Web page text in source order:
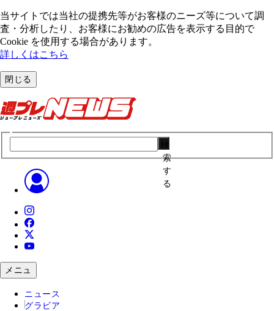
当サイトでは当社の提携先等がお客様のニーズ等について調
査・分析したり、お客様にお勧めの広告を表⽰する⽬的で
Cookie を使⽤する場合があります。
詳しくはこちら
閉じる
索
す
る
メニュ
ニュース
グラビア